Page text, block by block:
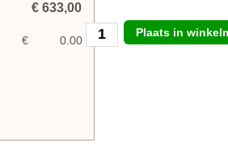
€ 633,00
0.00
€
Plaats in